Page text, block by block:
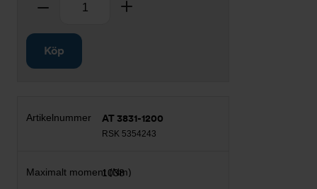
Ta bort
Köp
AT 3831-1200
RSK 5354243
1038